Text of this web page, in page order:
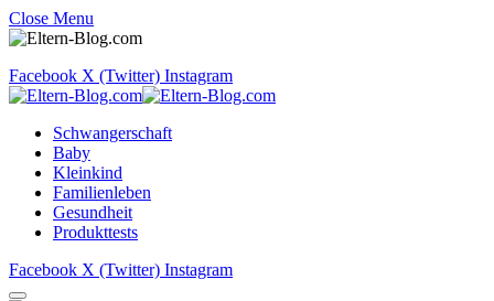
Close Menu
Facebook X (Twitter) Instagram
Schwangerschaft
Baby
Kleinkind
Familienleben
Gesundheit
Produkttests
Facebook X (Twitter) Instagram